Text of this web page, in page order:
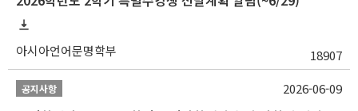
아시아언어문명학부 18907
공지사항 2026-06-09